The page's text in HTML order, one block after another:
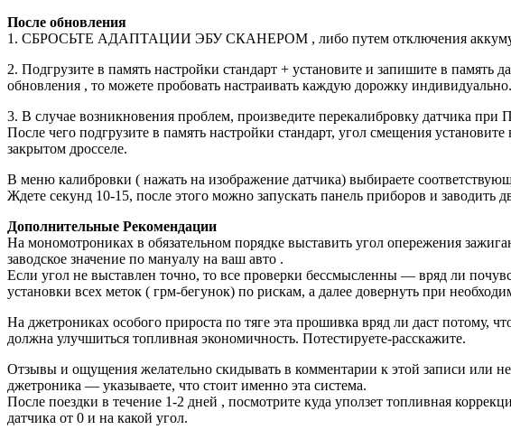
После обновления
1. СБРОСЬТЕ АДАПТАЦИИ ЭБУ СКАНЕРОМ , либо путем отключения
2. Подгрузите в память настройки стандарт + установите и запишите в память
обновления , то можете пробовать настраивать каждую дорожку индивидуально.
3. В случае возникновения проблем, произведите перекалибровку датчика
После чего подгрузите в память настройки стандарт, угол смещения
закрытом дросселе.
В меню калибровки ( нажать на изображение датчика) выбираете
Ждете секунд 10-15, после этого можно запускать панель приборов и заводить
Дополнительные Рекомендации
На мономотрониках в обязательном порядке выставить угол опережения
заводское значение по мануалу на ваш авто .
Если угол не выставлен точно, то все проверки бессмысленны — вряд ли
установки всех меток ( грм-бегунок) по рискам, а далее довернуть при
На джетрониках особого прироста по тяге эта прошивка вряд ли даст потому,
должна улучшиться топливная экономичность. Потестируете-расскажите.
Отзывы и ощущения желательно скидывать в комментарии к этой записи или
джетроника — указываете, что стоит именно эта система.
После поездки в течение 1-2 дней , посмотрите куда уползет топливная
датчика от 0 и на какой угол.